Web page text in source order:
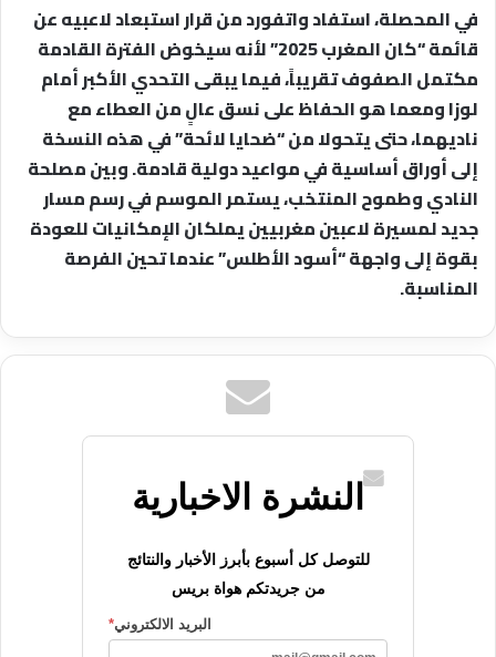
في المحصلة، استفاد واتفورد من قرار استبعاد لاعبيه عن
قائمة “كان المغرب 2025” لأنه سيخوض الفترة القادمة
مكتمل الصفوف تقريباً، فيما يبقى التحدي الأكبر أمام
لوزا ومعما هو الحفاظ على نسق عالٍ من العطاء مع
ناديهما، حتى يتحولا من “ضحايا لائحة” في هذه النسخة
إلى أوراق أساسية في مواعيد دولية قادمة. وبين مصلحة
النادي وطموح المنتخب، يستمر الموسم في رسم مسار
جديد لمسيرة لاعبين مغربيين يملكان الإمكانيات للعودة
بقوة إلى واجهة “أسود الأطلس” عندما تحين الفرصة
المناسبة.
النشرة الاخبارية
للتوصل كل أسبوع بأبرز الأخبار والنتائج
من جريدتكم هواة بريس
البريد الالكتروني*